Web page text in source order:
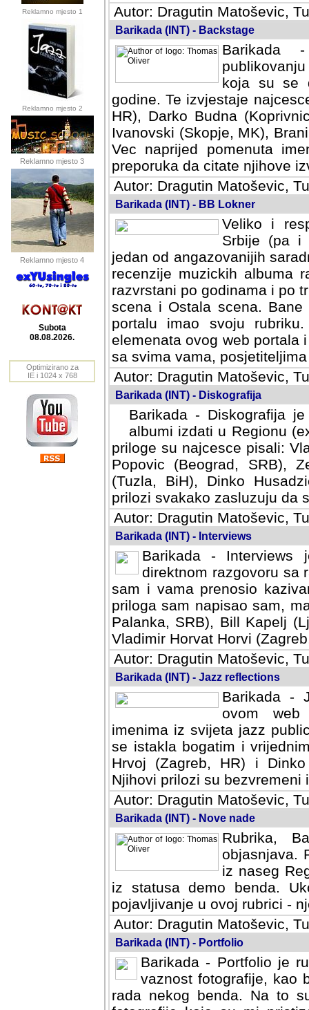
Reklamno mjesto 1
Reklamno mjesto 2
Reklamno mjesto 3
Reklamno mjesto 4
Subota
08.08.2026.
Optimizirano za
IE i 1024 x 768
Autor: Dragutin Matoševic,
Barikada (INT) - Backstage
Barikada
koja su se
godine. Te izvjestaje
HR), Darko Budna
Ivanovski (Skopje, MK),
Vec naprijed pomenuta
preporuka da citate njihove
Autor: Dragutin Matoševic,
Barikada (INT) - BB Lokner
Veliko i
Srbije (pa i
jedan od angazovanijih
recenzije muzickih albuma
razvrstani po godinama i po
scena i Ostala scena.
portalu imao svoju
elemenata ovog web portala
sa svima vama,
Autor: Dragutin Matoševic,
Barikada (INT) - Diskografija
Barikada - Diskografija
albumi izdati u Regionu
priloge su najcesce pisali:
Popovic (Beograd, SRB),
(Tuzla, BiH), Dinko
prilozi svakako zasluzuju da
Autor: Dragutin Matoševic,
Barikada (INT) - Interviews
Barikada -
direktnom razgovoru sa
sam i vama prenosio
priloga sam napisao sam,
Palanka, SRB), Bill Kapelj
Vladimir Horvat Horvi
Autor: Dragutin Matoševic,
Barikada (INT) - Jazz reflections
Barikada -
ovom web
imenima iz svijeta jazz
se istakla bogatim i
Hrvoj (Zagreb, HR) i
Njihovi prilozi su bezvremeni
Autor: Dragutin Matoševic,
Barikada (INT) - Nove nade
Rubrika,
objasnjava.
iz naseg
iz statusa demo benda.
pojavljivanje u ovoj rubrici -
Autor: Dragutin Matoševic,
Barikada (INT) - Portfolio
Barikada - Portfolio je
vaznost fotografije, kao
rada nekog benda. Na to